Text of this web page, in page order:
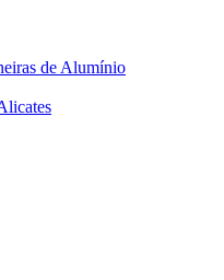
de Alumínio